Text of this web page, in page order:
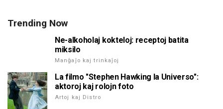
Trending Now
Ne-alkoholaj kokteloj: receptoj batita
miksilo
Manĝaĵo kaj trinkaĵoj
La filmo "Stephen Hawking la Universo":
aktoroj kaj rolojn foto
Artoj kaj Distro